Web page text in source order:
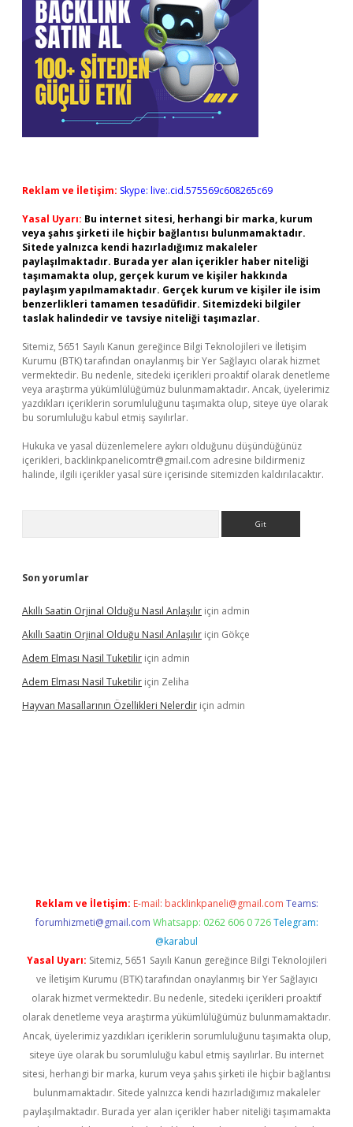
Reklam ve İletişim: Skype: live:.cid.575569c608265c69
Yasal Uyarı: Bu internet sitesi, herhangi bir marka, kurum
veya şahıs şirketi ile hiçbir bağlantısı bulunmamaktadır.
Sitede yalnızca kendi hazırladığımız makaleler
paylaşılmaktadır. Burada yer alan içerikler haber niteliği
taşımamakta olup, gerçek kurum ve kişiler hakkında
paylaşım yapılmamaktadır. Gerçek kurum ve kişiler ile isim
benzerlikleri tamamen tesadüfidir. Sitemizdeki bilgiler
taslak halindedir ve tavsiye niteliği taşımazlar.
Sitemiz, 5651 Sayılı Kanun gereğince Bilgi Teknolojileri ve İletişim
Kurumu (BTK) tarafından onaylanmış bir Yer Sağlayıcı olarak hizmet
vermektedir. Bu nedenle, sitedeki içerikleri proaktif olarak denetleme
veya araştırma yükümlülüğümüz bulunmamaktadır. Ancak, üyelerimiz
yazdıkları içeriklerin sorumluluğunu taşımakta olup, siteye üye olarak
bu sorumluluğu kabul etmiş sayılırlar.
Hukuka ve yasal düzenlemelere aykırı olduğunu düşündüğünüz
içerikleri, backlinkpanelicomtr@gmail.com adresine bildirmeniz
halinde, ilgili içerikler yasal süre içerisinde sitemizden kaldırılacaktır.
Son yorumlar
Akıllı Saatin Orjinal Olduğu Nasıl Anlaşılır için admin
Akıllı Saatin Orjinal Olduğu Nasıl Anlaşılır için Gökçe
Adem Elması Nasil Tuketilir için admin
Adem Elması Nasil Tuketilir için Zeliha
Hayvan Masallarının Özellikleri Nelerdir için admin
Reklam ve İletişim: E-mail: backlinkpaneli@gmail.com Teams:
forumhizmeti@gmail.com Whatsapp: 0262 606 0 726 Telegram:
@karabul
Yasal Uyarı: Sitemiz, 5651 Sayılı Kanun gereğince Bilgi Teknolojileri
ve İletişim Kurumu (BTK) tarafından onaylanmış bir Yer Sağlayıcı
olarak hizmet vermektedir. Bu nedenle, sitedeki içerikleri proaktif
olarak denetleme veya araştırma yükümlülüğümüz bulunmamaktadır.
Ancak, üyelerimiz yazdıkları içeriklerin sorumluluğunu taşımakta olup,
siteye üye olarak bu sorumluluğu kabul etmiş sayılırlar. Bu internet
sitesi, herhangi bir marka, kurum veya şahıs şirketi ile hiçbir bağlantısı
bulunmamaktadır. Sitede yalnızca kendi hazırladığımız makaleler
paylaşılmaktadır. Burada yer alan içerikler haber niteliği taşımamakta